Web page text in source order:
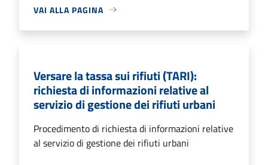
VAI ALLA PAGINA
Versare la tassa sui rifiuti (TARI):
richiesta di informazioni relative al
servizio di gestione dei rifiuti urbani
Procedimento di richiesta di informazioni relative
al servizio di gestione dei rifiuti urbani